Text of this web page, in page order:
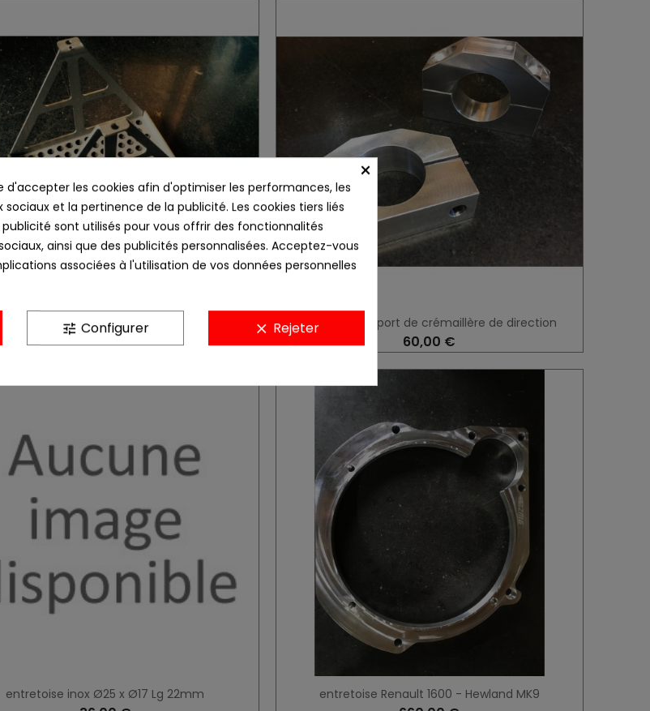
support de batterie Lithium 175x85x130
66,00 €
palier alu support de crémaillère de direction
60,00 €
entretoise inox Ø25 x Ø17 Lg 22mm entretoise Renault 1600 - Hewland MK9
×
d'accepter les cookies afin d'optimiser les performances, les
et la pertinence de la publicité. Les cookies tiers liés
sont utilisés pour vous offrir des fonctionnalités
ainsi que des publicités personnalisées. Acceptez-vous
associées à l'utilisation de vos données personnelles
tune Configurer clear Rejeter